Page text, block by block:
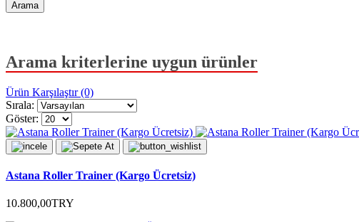
Arama kriterlerine uygun ürünler
Ürün Karşılaştır (0)
Sırala:
Göster:
Astana Roller Trainer (Kargo Ücretsiz)
10.800,00TRY